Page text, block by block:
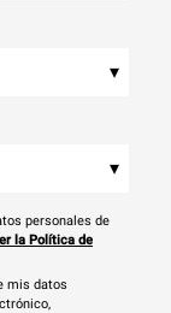
▾
▾
personales de
la Política de
mis datos